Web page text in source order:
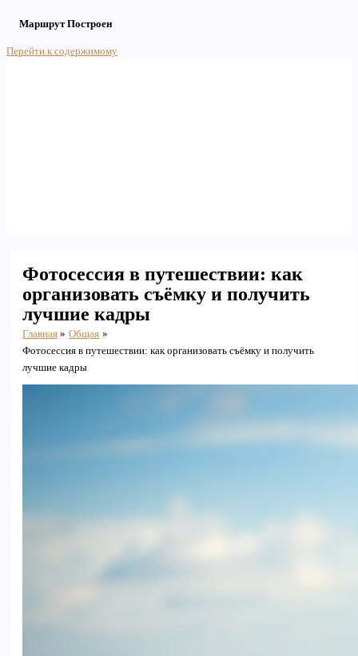
Маршрут Построен
Перейти к содержимому
Фотосессия в путешествии: как
организовать съёмку и получить
лучшие кадры
Главная
Общая
Фотосессия в путешествии: как организовать съёмку и получить
лучшие кадры